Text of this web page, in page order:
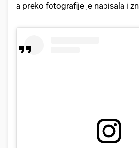
a preko fotografije je napisala i